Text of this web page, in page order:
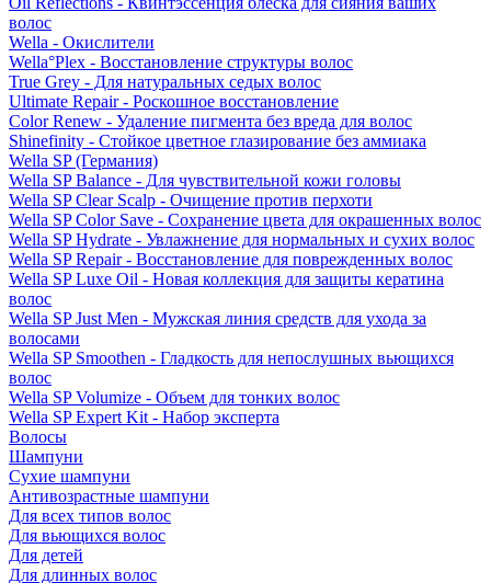
волос
Wella - Окислители
Wella°Plex - Восстановление структуры волос
True Grey - Для натуральных седых волос
Ultimate Repair - Роскошное восстановление
Color Renew - Удаление пигмента без вреда для волос
Shinefinity - Стойкое цветное глазирование без аммиака
Wella SP (Германия)
Wella SP Balance - Для чувствительной кожи головы
Wella SP Clear Scalp - Очищение против перхоти
Wella SP Color Save - Сохранение цвета для окрашенных волос
Wella SP Hydrate - Увлажнение для нормальных и сухих волос
Wella SP Repair - Восстановление для поврежденных волос
Wella SP Luxe Oil - Новая коллекция для защиты кератина
волос
Wella SP Just Men - Мужская линия средств для ухода за
волосами
Wella SP Smoothen - Гладкость для непослушных вьющихся
волос
Wella SP Volumize - Объем для тонких волос
Wella SP Expert Kit - Набор эксперта
Волосы
Шампуни
Сухие шампуни
Антивозрастные шампуни
Для всех типов волос
Для вьющихся волос
Для детей
Для длинных волос